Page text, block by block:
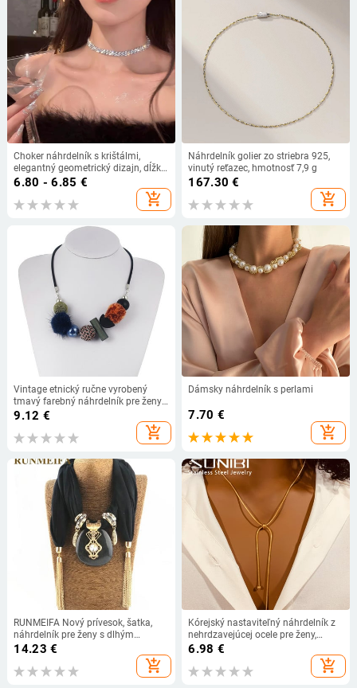
Choker náhrdelník s krištálmi,
elegantný geometrický dizajn, dĺžka
41-50 cm, hmotnosť 12 g, reťaz:
6.80 - 6.85 €
add_shopping_cart
Náhrdelník golier zo striebra 925,
vinutý reťazec, hmotnosť 7,9 g
167.30 €
add_shopping_cart
Vintage etnický ručne vyrobený
tmavý farebný náhrdelník pre ženy,
vyhlásenie s brmbolcami, maxi
náhrdelníky s príveskami, nový
dizajn, módne šperky
9.12 €
add_shopping_cart
Dámsky náhrdelník s perlami
7.70 €
add_shopping_cart
RUNMEIFA Nový prívesok, šatka,
náhrdelník pre ženy s dlhým
strapcom, čierna/biela/khaki
bavlnené náhrdelníky, náhrdelníky,
šperky, darček #SW1852
14.23 €
add_shopping_cart
Kórejský nastaviteľný náhrdelník z
nehrdzavejúcej ocele pre ženy,
vysoko kvalitný dizajn, zlatá farba,
dropshipping
6.98 €
add_shopping_cart